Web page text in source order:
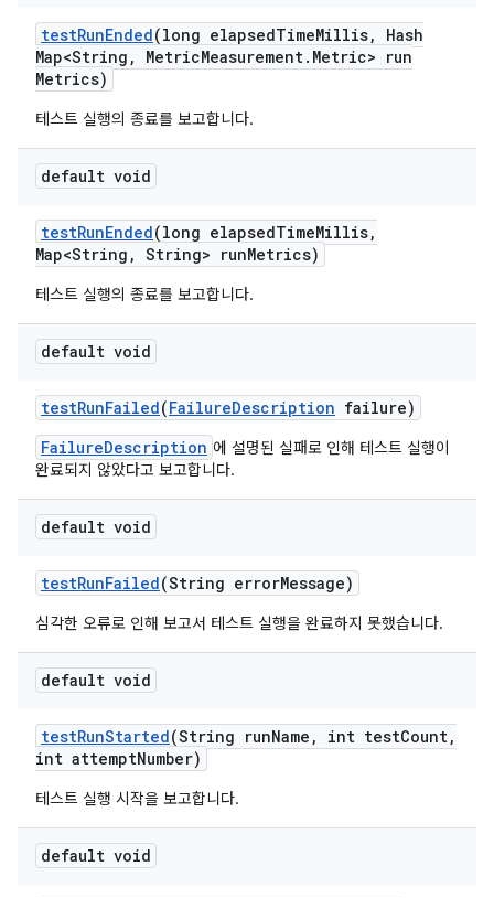
testRunEnded(long elapsedTimeMillis,
Hash
Map<String , MetricMeasurement. Metric> run
Metrics)
테스트 실행의 종료를 보고합니다.
default void
testRunEnded(long elapsedTimeMillis,
Map<String , String> runMetrics)
테스트 실행의 종료를 보고합니다.
default void
testRunFailed(FailureDescription failure)
FailureDescription 에 설명된 실패로 인해 테스트 실행이
완료되지 않았다고 보고합니다.
default void
testRunFailed(String errorMessage)
심각한 오류로 인해 보고서 테스트 실행을 완료하지 못했습니다.
default void
testRunStarted(String runName , int testCount,
int attemptNumber)
테스트 실행 시작을 보고합니다.
default void